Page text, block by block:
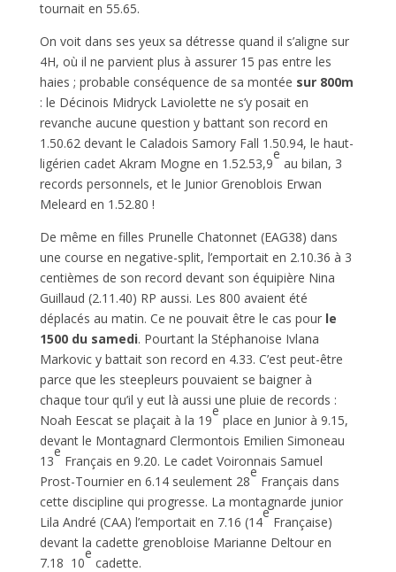
tournait en 55.65.
On voit dans ses yeux sa détresse quand il s’aligne sur
4H, où il ne parvient plus à assurer 15 pas entre les
haies ; probable conséquence de sa montée sur 800m
: le Décinois Midryck Laviolette ne s’y posait en
revanche aucune question y battant son record en
1.50.62 devant le Caladois Samory Fall 1.50.94, le haut-
ligérien cadet Akram Mogne en 1.52.53,9
e
au bilan, 3
records personnels, et le Junior Grenoblois Erwan
Meleard en 1.52.80 !
De même en filles Prunelle Chatonnet (EAG38) dans
une course en negative-split, l’emportait en 2.10.36 à 3
centièmes de son record devant son équipière Nina
Guillaud (2.11.40) RP aussi. Les 800 avaient été
déplacés au matin. Ce ne pouvait être le cas pour le
1500 du samedi. Pourtant la Stéphanoise Ivlana
Markovic y battait son record en 4.33. C’est peut-être
parce que les steepleurs pouvaient se baigner à
chaque tour qu’il y eut là aussi une pluie de records :
Noah Eescat se plaçait à la 19
e
place en Junior à 9.15,
devant le Montagnard Clermontois Emilien Simoneau
13
e
Français en 9.20. Le cadet Voironnais Samuel
Prost-Tournier en 6.14 seulement 28
e
Français dans
cette discipline qui progresse. La montagnarde junior
Lila André (CAA) l’emportait en 7.16 (14
e
Française)
devant la cadette grenobloise Marianne Deltour en
7.18 10
e
cadette.